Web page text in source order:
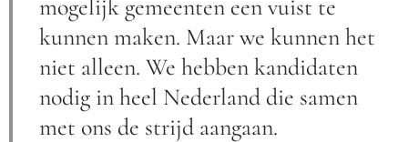
mogelijk gemeenten een vuist te
kunnen maken. Maar we kunnen het
niet alleen. We hebben kandidaten
nodig in heel Nederland die samen
met ons de strijd aangaan.